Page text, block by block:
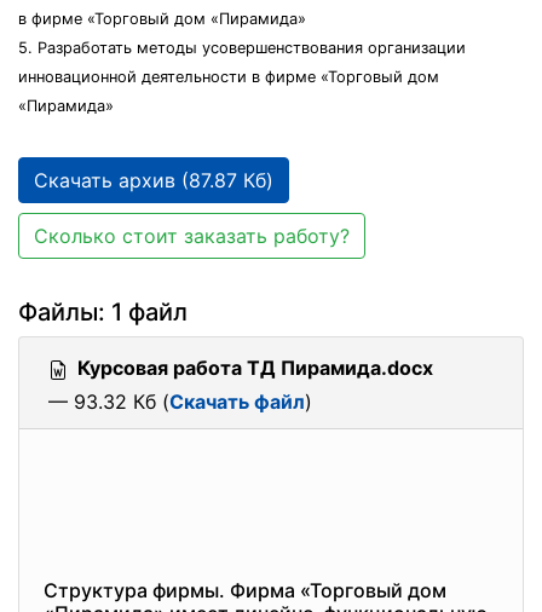
в фирме «Торговый дом «Пирамида»
5. Разработать методы усовершенствования организации
инновационной деятельности в фирме «Торговый дом
«Пирамида»
Скачать архив (87.87 Кб)
Сколько стоит заказать работу?
Файлы: 1 файл
Курсовая работа ТД Пирамида.docx
— 93.32 Кб (Скачать файл)
Структура фирмы. Фирма «Торговый дом